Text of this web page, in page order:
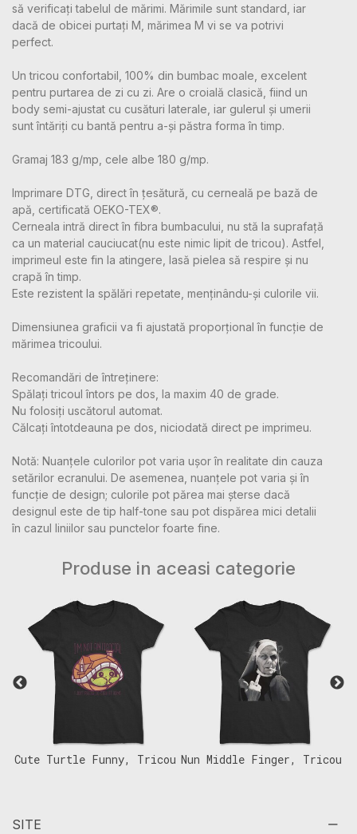
să verificați tabelul de mărimi. Mărimile sunt standard, iar
dacă de obicei purtați M, mărimea M vi se va potrivi
perfect.
Un tricou confortabil, 100% din bumbac moale, excelent
pentru purtarea de zi cu zi. Are o croială clasică, fiind un
body semi-ajustat cu cusături laterale, iar gulerul și umerii
sunt întăriți cu bantă pentru a-și păstra forma în timp.
Gramaj 183 g/mp, cele albe 180 g/mp.
Imprimare DTG, direct în țesătură, cu cerneală pe bază de
apă, certificată OEKO-TEX®.
Cerneala intră direct în fibra bumbacului, nu stă la suprafață
ca un material cauciucat(nu este nimic lipit de tricou). Astfel,
imprimeul este fin la atingere, lasă pielea să respire și nu
crapă în timp.
Este rezistent la spălări repetate, menținându-și culorile vii.
Dimensiunea graficii va fi ajustată proporțional în funcție de
mărimea tricoului.
Recomandări de întreținere:
Spălați tricoul întors pe dos, la maxim 40 de grade.
Nu folosiți uscătorul automat.
Călcați întotdeauna pe dos, niciodată direct pe imprimeu.
Notă: Nuanțele culorilor pot varia ușor în realitate din cauza
setărilor ecranului. De asemenea, nuanțele pot varia și în
funcție de design; culorile pot părea mai șterse dacă
designul este de tip half-tone sau pot dispărea mici detalii
în cazul liniilor sau punctelor foarte fine.
Produse in aceasi categorie
Cute Turtle Funny, Tricou Nun Middle Finger, Tricou
SITE